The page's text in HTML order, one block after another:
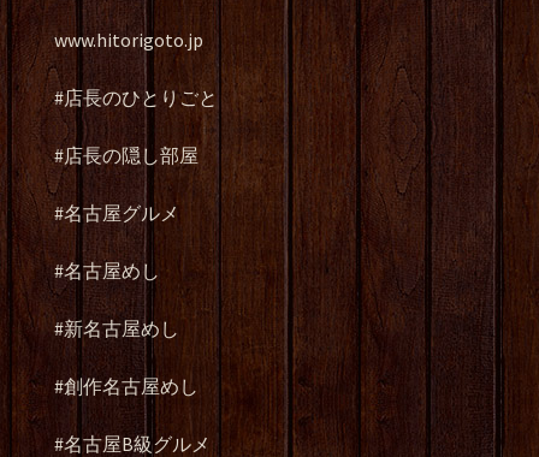
www.hitorigoto.jp
#店長のひとりごと
#店長の隠し部屋
#名古屋グルメ
#名古屋めし
#新名古屋めし
#創作名古屋めし
#名古屋B級グルメ